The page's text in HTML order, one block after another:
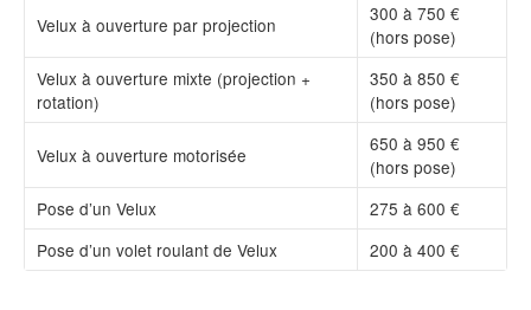
Velux à ouverture par projection
300 à 750 €
(hors pose)
Velux à ouverture mixte (projection +
rotation)
350 à 850 €
(hors pose)
Velux à ouverture motorisée
650 à 950 €
(hors pose)
Pose d’un Velux
275 à 600 €
Pose d’un volet roulant de Velux
200 à 400 €